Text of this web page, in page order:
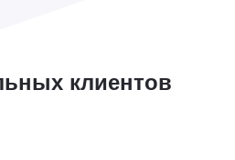
клиентов